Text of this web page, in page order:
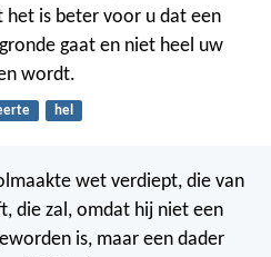
is beter voor u dat een
gaat en niet heel uw
wordt.
hel
wet verdiept, die van
die zal, omdat hij niet een
is, maar een dader